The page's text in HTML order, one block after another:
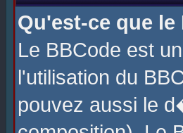
Qu'est-ce que le
Le BBCode est
l'utilisation du
pouvez aussi le